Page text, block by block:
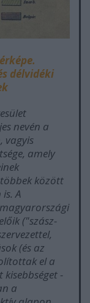
délvidéki
nevén a
, vagyis
amely
között
A
("szász-
(és az
el a
kisebbséget -
a